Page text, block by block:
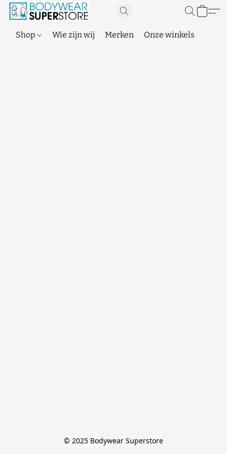
Shop Wie zijn wij Merken Onze winkels
© 2025 Bodywear Superstore